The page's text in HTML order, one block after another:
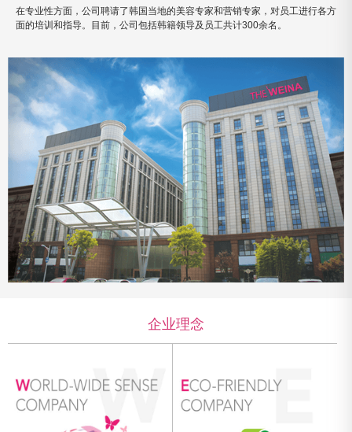
在专业性方面，公司聘请了韩国当地的美容专家和营销专家，对员工进行各方
面的培训和指导。目前，公司包括韩籍领导及员工共计300余名。
企业理念